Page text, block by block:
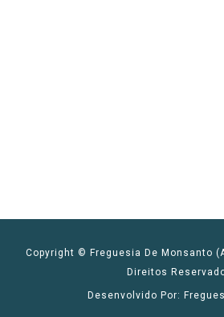
Copyright © Freguesia De Monsanto
Direitos
Desenvolvido Por: